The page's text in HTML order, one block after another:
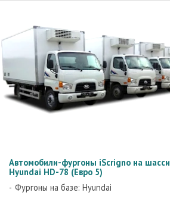
Автомобили-фургоны iScrigno на шасси
Hyundai HD-78 (Евро 5)
Фургоны на базе: Hyundai